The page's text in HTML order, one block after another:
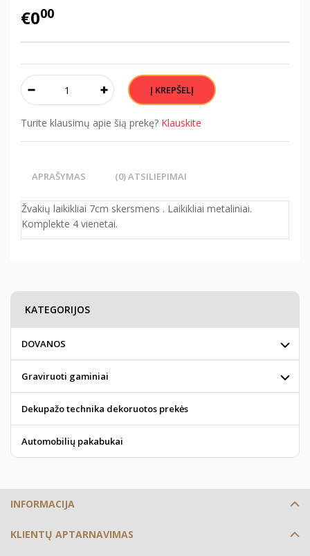
€000
Turite klausimų apie šią prekę? Klauskite
APRAŠYMAS (0) ATSILIEPIMAI
Žvakių laikikliai 7cm skersmens . Laikikliai metaliniai.
Komplekte 4 vienetai.
KATEGORIJOS
DOVANOS
Graviruoti gaminiai
Dekupažo technika dekoruotos prekės
Automobilių pakabukai
INFORMACIJA
KLIENTŲ APTARNAVIMAS